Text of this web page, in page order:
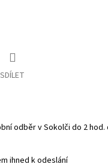
SDÍLET
odběr v Sokolči do 2
ihned k odeslání